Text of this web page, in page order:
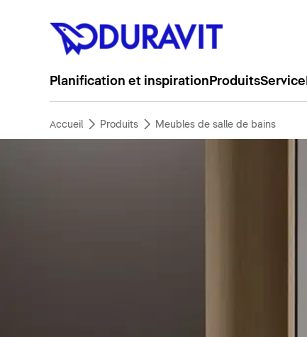
Planification et inspiration ProduitsService
Accueil Produits Meubles de salle de bains